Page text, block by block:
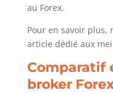
au Forex.
Pour en savoir plus,
article dédié aux
Comparatif
broker